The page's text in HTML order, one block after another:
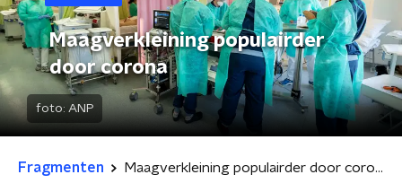
Maagverkleining populairder
door corona
foto: ANP
Fragmenten Maagverkleining populairder door corona